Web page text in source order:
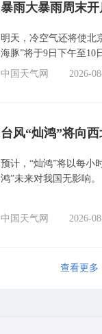
暴雨大暴雨周末开
明天，冷空气还将使北
海豚”将于9日下午至10
中国天气网
2026-
台风“灿鸿”将向
预计，“灿鸿”将以每小
鸿”未来对我国无影响。
中国天气网 2026-
查看更多